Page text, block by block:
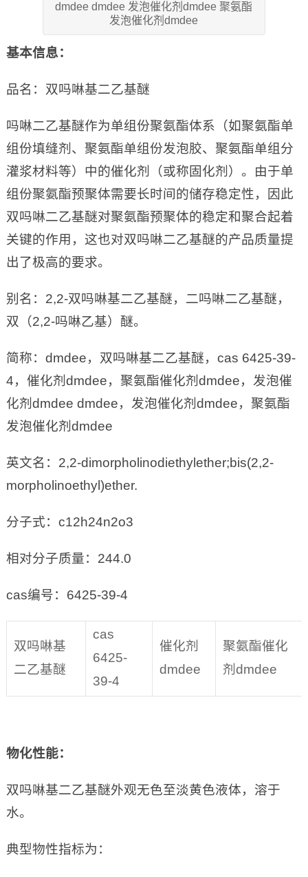
dmdee dmdee 发泡催化剂dmdee 聚氨酯
发泡催化剂dmdee
基本信息：
品名：双吗啉基二乙基醚
吗啉二乙基醚作为单组份聚氨酯体系（如聚氨酯单
组份填缝剂、聚氨酯单组份发泡胶、聚氨酯单组分
灌浆材料等）中的催化剂（或称固化剂）。由于单
组份聚氨酯预聚体需要长时间的储存稳定性，因此
双吗啉二乙基醚对聚氨酯预聚体的稳定和聚合起着
关键的作用，这也对双吗啉二乙基醚的产品质量提
出了极高的要求。
别名：2,2-双吗啉基二乙基醚，二吗啉二乙基醚，
双（2,2-吗啉乙基）醚。
简称：dmdee，双吗啉基二乙基醚，cas 6425-39-
4，催化剂dmdee，聚氨酯催化剂dmdee，发泡催
化剂dmdee dmdee，发泡催化剂dmdee，聚氨酯
发泡催化剂dmdee
英文名：2,2-dimorpholinodiethylether;bis(2,2-
morpholinoethyl)ether.
分子式：c12h24n2o3
相对分子质量：244.0
cas编号：6425-39-4
双吗啉基
二乙基醚
cas
6425-
39-4
催化剂
dmdee
聚氨酯催化
剂dmdee
物化性能：
双吗啉基二乙基醚外观无色至淡黄色液体，溶于
水。
典型物性指标为：